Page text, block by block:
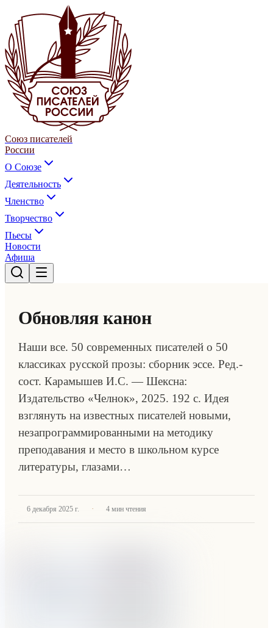
Союз писателей
России
О Союзе
Деятельность
Членство
Творчество
Пьесы
Новости
Афиша
Обновляя канон
Наши все. 50 современных писателей о 50
классиках русской прозы: сборник эссе. Ред.-
сост. Карамышев И.С. — Шексна:
Издательство «Челнок», 2025. 192 с. Идея
взглянуть на известных писателей новыми,
незапрограммированными на методику
преподавания и место в школьном курсе
литературы, глазами…
6 декабря 2025 г. · 4 мин чтения